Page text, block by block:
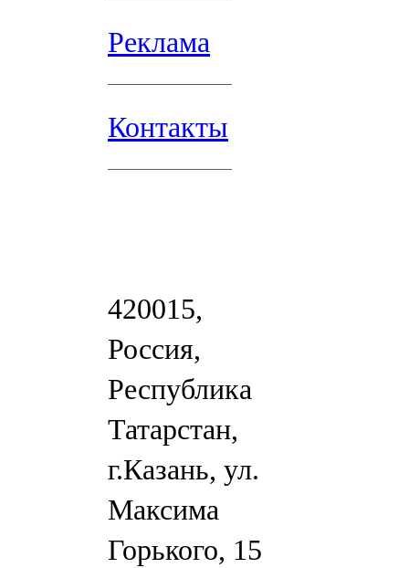
Реклама
Контакты
420015,
Россия,
Республика
Татарстан,
г.Казань, ул.
Максима
Горького, 15